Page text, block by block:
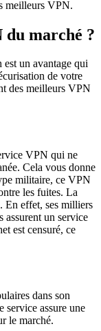
meilleurs VPN.
du marché ?
un avantage qui
de votre
des meilleurs VPN
VPN qui ne
Cela vous donne
militaire, ce VPN
les fuites. La
En effet, ses milliers
assurent un service
est censuré, ce
dans son
service assure une
le marché.